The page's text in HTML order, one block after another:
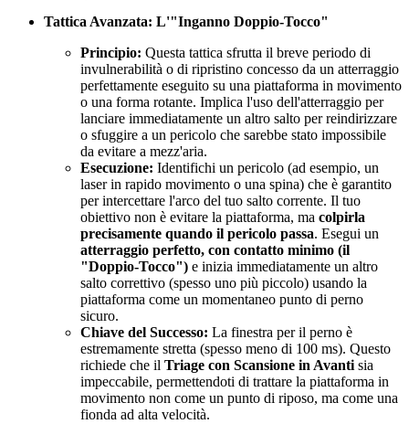
Tattica Avanzata: L'"Inganno Doppio-Tocco"
Principio: Questa tattica sfrutta il breve periodo di
invulnerabilità o di ripristino concesso da un atterraggio
perfettamente eseguito su una piattaforma in movimento
o una forma rotante. Implica l'uso dell'atterraggio per
lanciare immediatamente un altro salto per reindirizzare
o sfuggire a un pericolo che sarebbe stato impossibile
da evitare a mezz'aria.
Esecuzione: Identifichi un pericolo (ad esempio, un
laser in rapido movimento o una spina) che è garantito
per intercettare l'arco del tuo salto corrente. Il tuo
obiettivo non è evitare la piattaforma, ma colpirla
precisamente quando il pericolo passa. Esegui un
atterraggio perfetto, con contatto minimo (il
"Doppio-Tocco") e inizia immediatamente un altro
salto correttivo (spesso uno più piccolo) usando la
piattaforma come un momentaneo punto di perno
sicuro.
Chiave del Successo: La finestra per il perno è
estremamente stretta (spesso meno di 100 ms). Questo
richiede che il Triage con Scansione in Avanti sia
impeccabile, permettendoti di trattare la piattaforma in
movimento non come un punto di riposo, ma come una
fionda ad alta velocità.